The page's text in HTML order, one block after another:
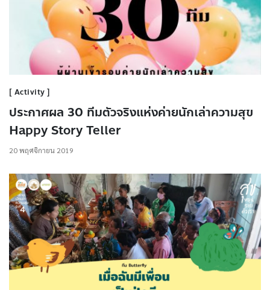
Activity
ประกาศผล 30 ทีมตัวจริงแห่งค่ายนักเล่าความสุข
Happy Story Teller
20 พฤศจิกายน 2019